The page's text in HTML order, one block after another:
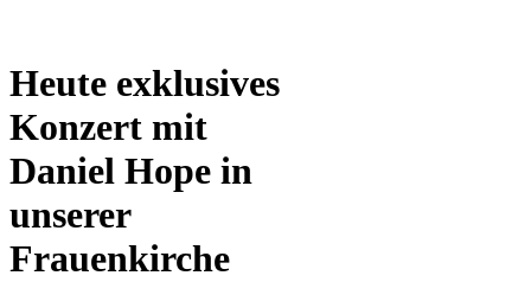
Heute exklusives
Konzert mit
Daniel Hope in
unserer
Frauenkirche